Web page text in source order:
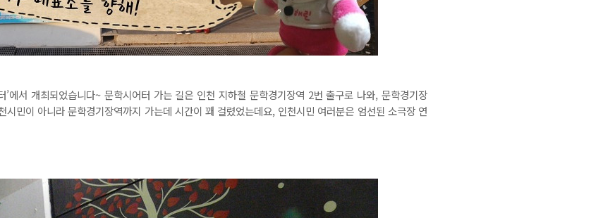
’에서 개최되었습니다~ 문학시어터 가는 길은 인천 지하철 문학경기장역 2번 출구로 나와, 문학경기장
민이 아니라 문학경기장역까지 가는데 시간이 꽤 걸렸었는데요, 인천시민 여러분은 엄선된 소극장 연